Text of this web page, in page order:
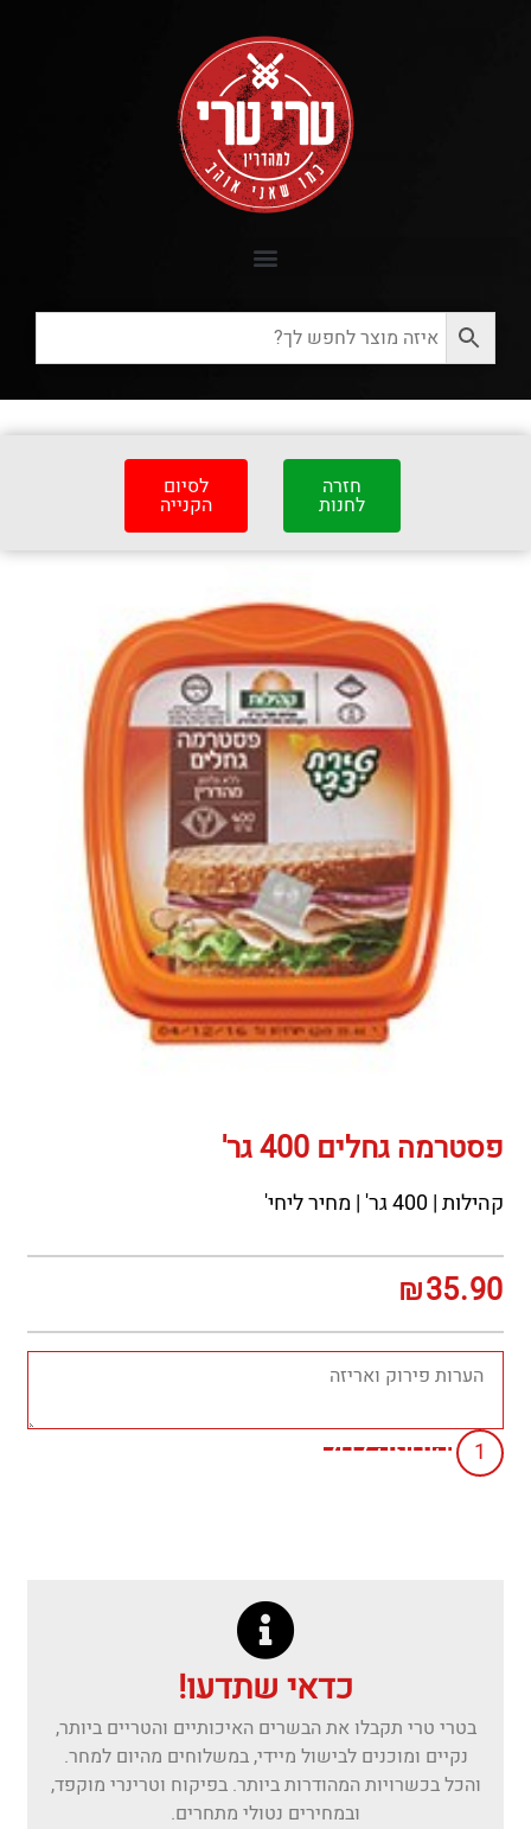
חזרה
לחנות
לסיום
הקנייה
פסטרמה גחלים 400 גר'
קהילות | 400 גר' | מחיר ליחי'
₪35.90
הוספה לסל
כדאי שתדעו!
בטרי טרי תקבלו את הבשרים האיכותיים והטריים ביותר,
נקיים ומוכנים לבישול מיידי, במשלוחים מהיום למחר.
והכל בכשרויות המהודרות ביותר. בפיקוח וטרינרי מוקפד,
ובמחירים נטולי מתחרים.